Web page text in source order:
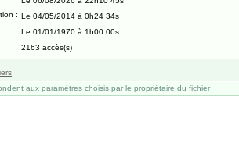
: Le 04/05/2014 à 0h24 34s
Le 01/01/1970 à 1h00 00s
2163 accès(s)
aux paramètres choisis par le propriétaire du fichier